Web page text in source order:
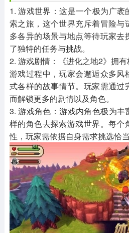
1. 游戏世界：这是一个极为广
索之旅，这个世界充斥着冒险与
多各异的场景与地点等待玩家去
了独特的任务与挑战。
2. 游戏剧情：《进化之地2》拥
游戏过程中，玩家会邂逅众多风
式各样的故事情节。玩家需通过
而解锁更多的剧情以及角色。
3. 游戏角色：游戏内角色极为丰
样的角色去探索游戏世界。每个
性，玩家需依据自身需求挑选恰当